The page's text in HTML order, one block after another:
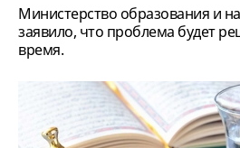
Министерство образования и
заявило, что проблема будет
время.